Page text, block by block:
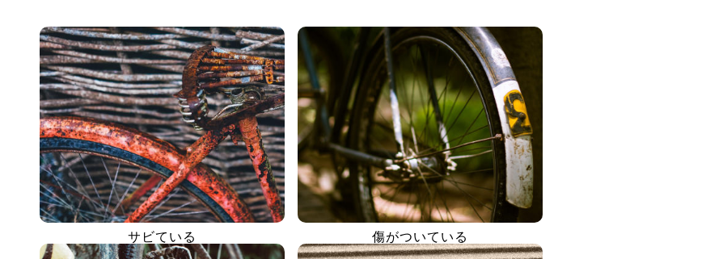
サビている 傷がついている